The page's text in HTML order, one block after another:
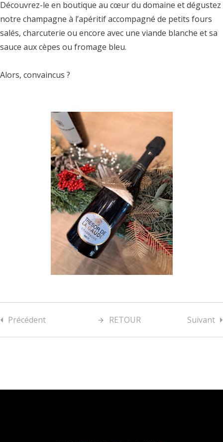
Découvrez-le en boutique au cœur du domaine et dégustez
notre champagne à l’apéritif accompagné de petits fours
salés, charcuterie ou encore avec une viande blanche et sa
sauce aux cèpes ou fromage bleu.
Alors, convaincus ?
Précédent RETOUR Suivant